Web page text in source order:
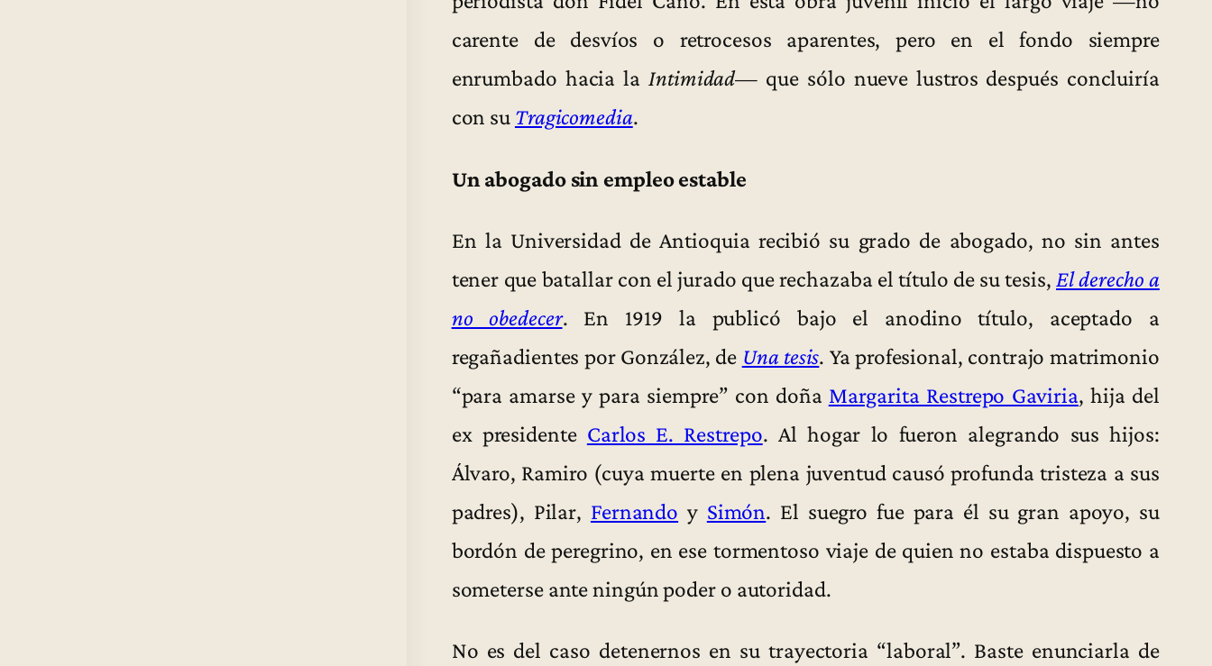
carente de desvíos o retrocesos aparentes, pero en el fondo siempre
enrumbado hacia la Intimidad— que sólo nueve lustros después concluiría
con su Tragicomedia.
Un abogado sin empleo estable
En la Universidad de Antioquia recibió su grado de abogado, no sin antes
tener que batallar con el jurado que rechazaba el título de su tesis, El derecho a
no obedecer. En 1919 la publicó bajo el anodino título, aceptado a
regañadientes por González, de Una tesis. Ya profesional, contrajo matrimonio
“para amarse y para siempre” con doña Margarita Restrepo Gaviria, hija del
ex presidente Carlos E. Restrepo. Al hogar lo fueron alegrando sus hijos:
Álvaro, Ramiro (cuya muerte en plena juventud causó profunda tristeza a sus
padres), Pilar, Fernando y Simón. El suegro fue para él su gran apoyo, su
bordón de peregrino, en ese tormentoso viaje de quien no estaba dispuesto a
someterse ante ningún poder o autoridad.
No es del caso detenernos en su trayectoria “laboral”. Baste enunciarla de